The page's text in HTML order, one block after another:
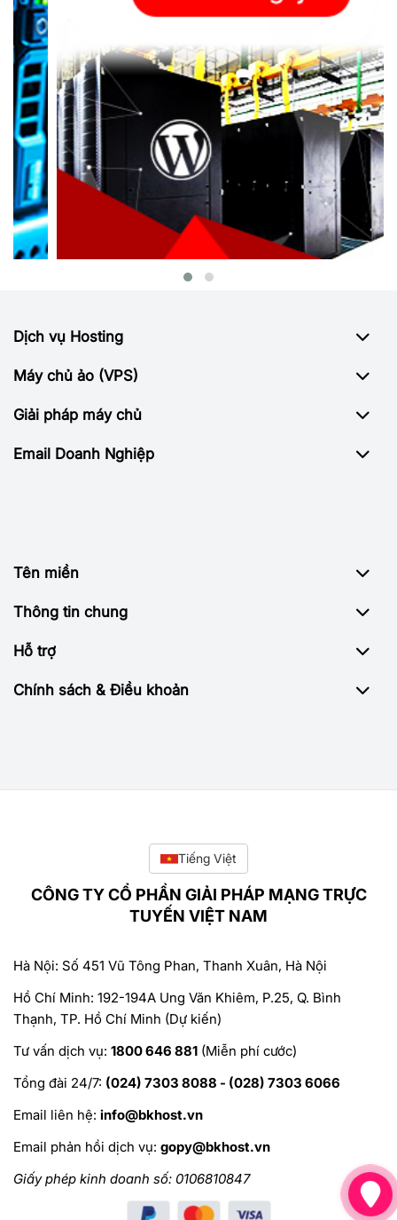
Dịch vụ Hosting
Máy chủ ảo (VPS)
Giải pháp máy chủ
Email Doanh Nghiệp
Tên miền
Thông tin chung
Hỗ trợ
Chính sách & Điều khoản
Tiếng Việt
CÔNG TY CỔ PHẦN GIẢI PHÁP MẠNG TRỰC
TUYẾN VIỆT NAM
Hà Nội: Số 451 Vũ Tông Phan, Thanh Xuân, Hà Nội
Hồ Chí Minh: 192-194A Ung Văn Khiêm, P.25, Q. Bình
Thạnh, TP. Hồ Chí Minh (Dự kiến)
Tư vấn dịch vụ: 1800 646 881 (Miễn phí cước)
Tổng đài 24/7: (024) 7303 8088 - (028) 7303 6066
Email liên hệ: info@bkhost.vn
Email phản hồi dịch vụ: gopy@bkhost.vn
Giấy phép kinh doanh số: 0106810847